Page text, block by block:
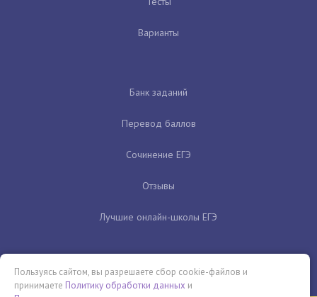
Варианты
Банк заданий
Перевод баллов
Сочинение ЕГЭ
Отзывы
Лучшие онлайн-школы ЕГЭ
Пользуясь сайтом, вы разрешаете сбор cookie-файлов и
принимаете Политику обработки данных и